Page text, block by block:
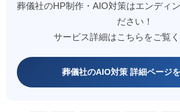
葬儀社のHP制作・AIO対策はエンディ
ださい！
サービス詳細はこちらをご覧く
葬儀社のAIO対策 詳細ページ